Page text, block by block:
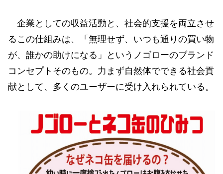
企業としての収益活動と、社会的支援を両立させ
るこの仕組みは、「無理せず、いつも通りの買い物
が、誰かの助けになる」というノゴローのブランド
コンセプトそのもの。力まず自然体でできる社会貢
献として、多くのユーザーに受け入れられている。